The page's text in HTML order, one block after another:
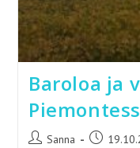
Baroloa ja
Artikkelin
Sanna
Artikkeli